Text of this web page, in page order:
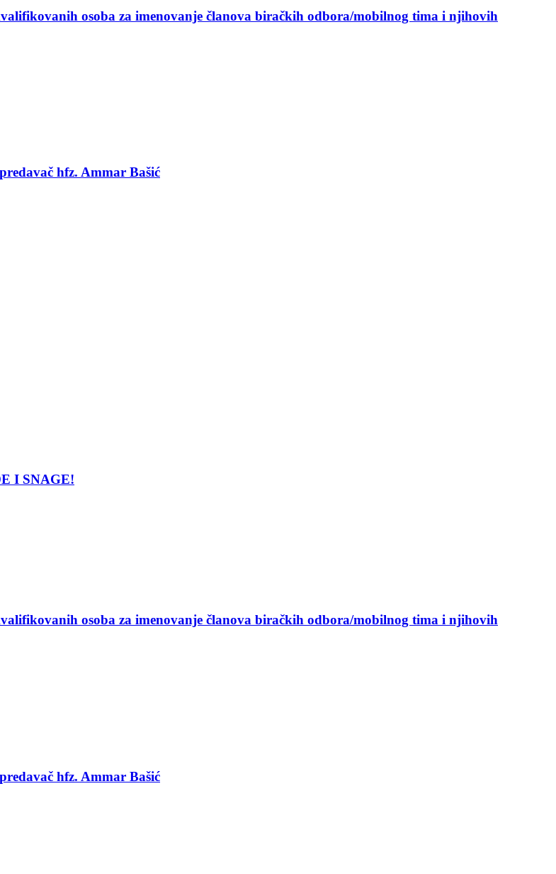
osoba za imenovanje članova biračkih odbora/mobilnog tima i njihovih
hfz. Ammar Bašić
I SNAGE!
osoba za imenovanje članova biračkih odbora/mobilnog tima i njihovih
hfz. Ammar Bašić